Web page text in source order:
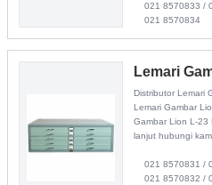
021 8570833 /
021 8570834
Lemari
DistributorLemari
Lemari Gambar
Gambar Lion L-23
lanjut hubungi
021 8570831 /
021 8570832 /